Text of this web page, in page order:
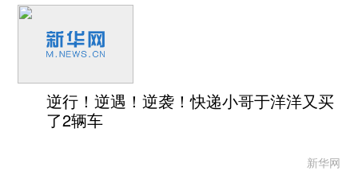
逆行！逆遇！逆袭！快递小哥于洋洋又买
了2辆车
新华网